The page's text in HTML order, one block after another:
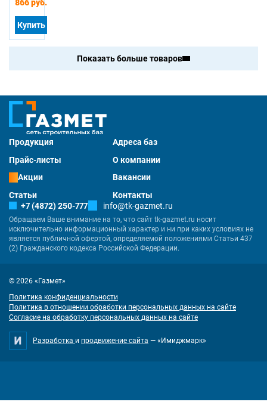
866 руб.
Купить
Показать больше товаров
Продукция
Адреса баз
Прайс-листы
О компании
Акции
Вакансии
Статьи
Контакты
+7 (4872) 250-777
info@tk-gazmet.ru
Обращаем Ваше внимание на то, что сайт tk-gazmet.ru носит
исключительно информационный характер и ни при каких условиях не
является публичной офертой, определяемой положениями Статьи 437
(2) Гражданского кодекса Российской Федерации.
© 2026 «Газмет»
Политика конфиденциальности
Политика в отношении обработки персональных данных на сайте
Согласие на обработку персональных данных на сайте
Разработка и продвижение сайта — «Имиджмарк»